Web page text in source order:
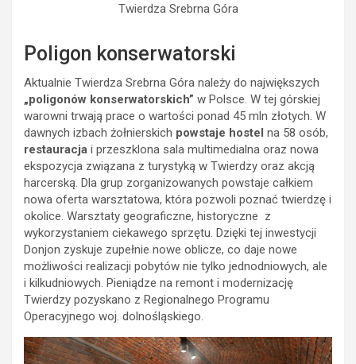
Twierdza Srebrna Góra
Poligon konserwatorski
Aktualnie Twierdza Srebrna Góra należy do największych
„poligonów konserwatorskich” w Polsce. W tej górskiej
warowni trwają prace o wartości ponad 45 mln złotych. W
dawnych izbach żołnierskich powstaje hostel na 58 osób,
restauracja i przeszklona sala multimedialna oraz nowa
ekspozycja związana z turystyką w Twierdzy oraz akcją
harcerską. Dla grup zorganizowanych powstaje całkiem
nowa oferta warsztatowa, która pozwoli poznać twierdzę i
okolice. Warsztaty geograficzne, historyczne z
wykorzystaniem ciekawego sprzętu. Dzięki tej inwestycji
Donjon zyskuje zupełnie nowe oblicze, co daje nowe
możliwości realizacji pobytów nie tylko jednodniowych, ale
i kilkudniowych. Pieniądze na remont i modernizację
Twierdzy pozyskano z Regionalnego Programu
Operacyjnego woj. dolnośląskiego.